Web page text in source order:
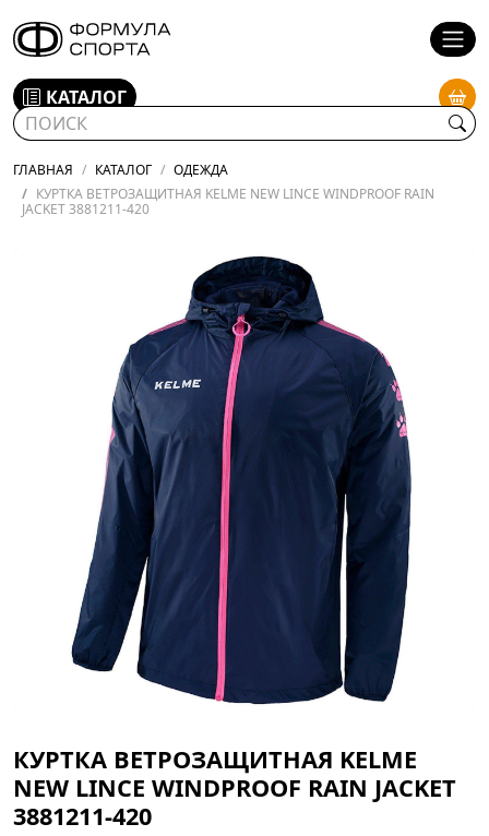
КАТАЛОГ
ГЛАВНАЯ КАТАЛОГ
ОДЕЖДА
КУРТКА ВЕТРОЗАЩИТНАЯ KELME NEW LINCE WINDPROOF RAIN
JACKET 3881211-420
КУРТКА ВЕТРОЗАЩИТНАЯ KELME
NEW LINCE WINDPROOF RAIN JACKET
3881211-420